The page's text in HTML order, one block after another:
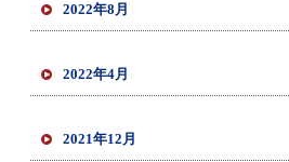
2022年8月
2022年4月
2021年12月